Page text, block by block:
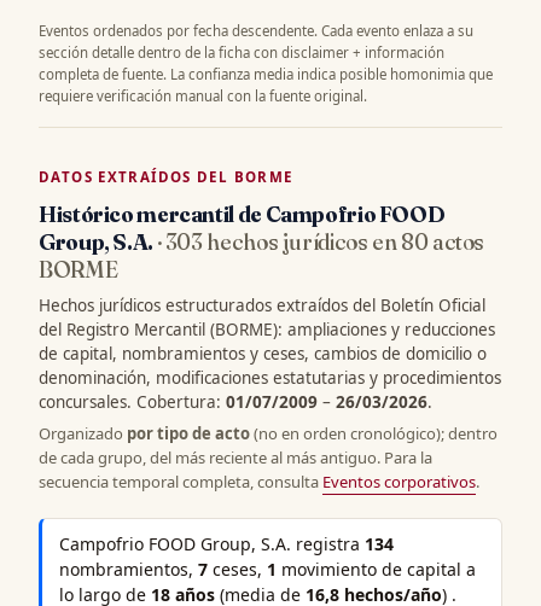
Eventos ordenados por fecha descendente. Cada evento enlaza a su
sección detalle dentro de la ficha con disclaimer + información
completa de fuente. La confianza media indica posible homonimia que
requiere verificación manual con la fuente original.
DATOS EXTRAÍDOS DEL BORME
Histórico mercantil de Campofrio FOOD
Group, S.A. · 303 hechos jurídicos en 80 actos
BORME
Hechos jurídicos estructurados extraídos del Boletín Oficial
del Registro Mercantil (BORME): ampliaciones y reducciones
de capital, nombramientos y ceses, cambios de domicilio o
denominación, modificaciones estatutarias y procedimientos
concursales. Cobertura: 01/07/2009 – 26/03/2026.
Organizado por tipo de acto(no en orden cronológico); dentro
de cada grupo, del más reciente al más antiguo. Para la
secuencia temporal completa, consulta Eventos corporativos.
Campofrio FOOD Group, S.A. registra 134
nombramientos,7 ceses, 1 movimiento de capital a
lo largo de 18 años (media de 16,8 hechos/año) .